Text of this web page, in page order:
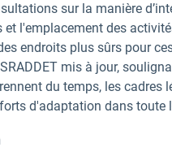
sur la manière
l'emplacement des
endroits plus sûrs pour
mis à jour,
du temps, les cadres
d'adaptation dans toute